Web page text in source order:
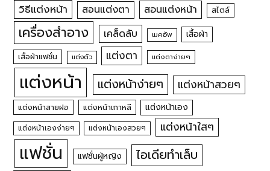
วิธีแต่งหน้า
สอนแต่งตา สอนแต่งหน้า สไตล์
เครื่องสำอาง เคล็ดลับ เมคอัพ เสื้อผ้า
เสื้อผ้าแฟชั่น แต่งตัว แต่งตา แต่งตาง่ายๆ
แต่งหน้า แต่งหน้าง่ายๆ แต่งหน้าสวยๆ
แต่งหน้าสายฝอ แต่งหน้าเกาหลี แต่งหน้าเอง
แต่งหน้าเองง่ายๆ แต่งหน้าเองสวยๆ แต่งหน้าใสๆ
แฟชั่น แฟชั่นผู้หญิง ไอเดียทำเล็บ